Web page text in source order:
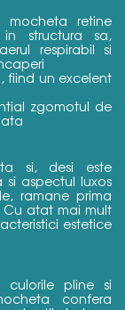
retine
structura sa,
respirabil si
fiind un excelent
zgomotul de
si, desi este
si aspectul luxos
ramane prima
Cu atat mai mult
estetice
culorile pline si
confera